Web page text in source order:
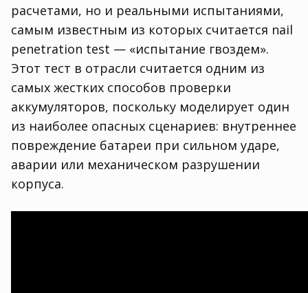
расчетами, но и реальными испытаниями,
самым известным из которых считается nail
penetration test — «испытание гвоздем».
Этот тест в отрасли считается одним из
самых жестких способов проверки
аккумуляторов, поскольку моделирует один
из наиболее опасных сценариев: внутреннее
повреждение батареи при сильном ударе,
аварии или механическом разрушении
корпуса.